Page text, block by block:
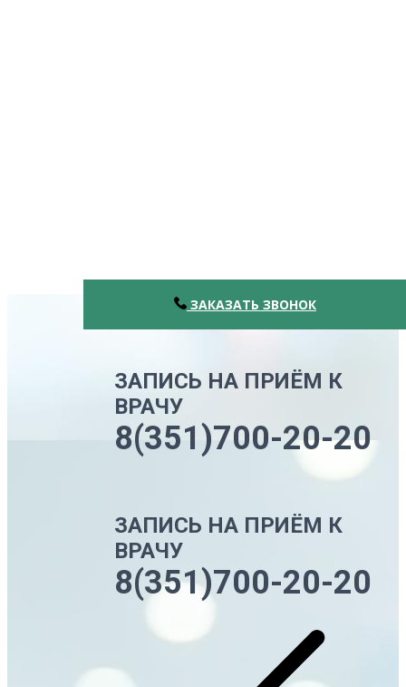
ЗАКАЗАТЬ ЗВОНОК
ЗАПИСЬ НА ПРИЁМ К
ВРАЧУ
8(351)700-20-20
ЗАПИСЬ НА ПРИЁМ К
ВРАЧУ
8(351)700-20-20